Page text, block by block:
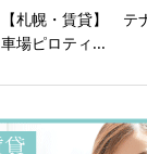
【札幌・賃貸】 テ
車場ピロティ...